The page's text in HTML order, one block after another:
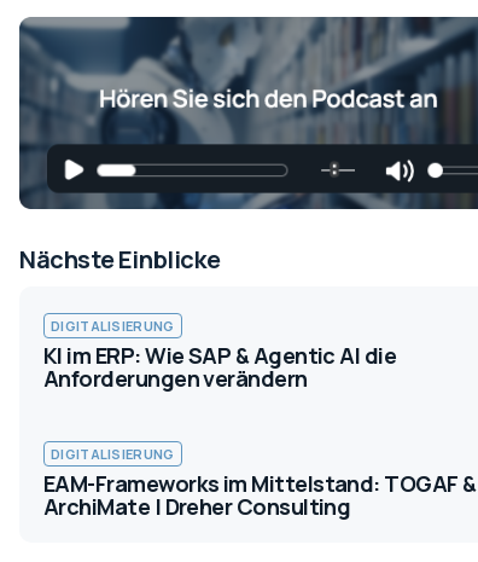
Nächste Einblicke
DIGITALISIERUNG
KI im ERP: Wie SAP & Agentic AI die
Anforderungen verändern
DIGITALISIERUNG
EAM-Frameworks im Mittelstand: TOGAF &
ArchiMate | Dreher Consulting